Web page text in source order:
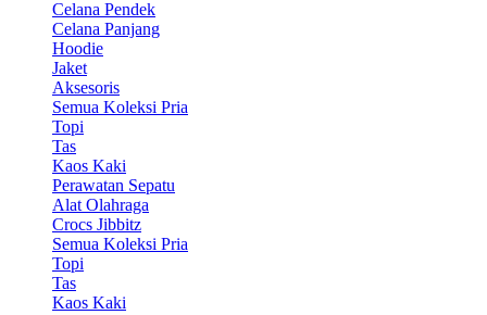
Celana Pendek
Celana Panjang
Hoodie
Jaket
Aksesoris
Semua Koleksi Pria
Topi
Tas
Kaos Kaki
Perawatan Sepatu
Alat Olahraga
Crocs Jibbitz
Semua Koleksi Pria
Topi
Tas
Kaos Kaki